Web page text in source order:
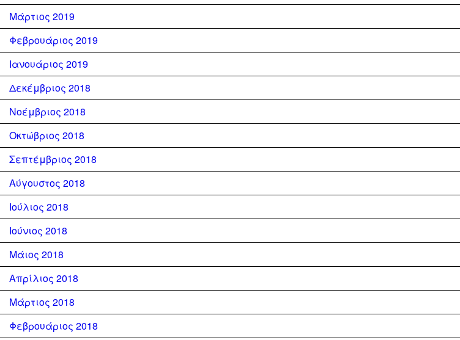
Μάρτιος 2019
Φεβρουάριος 2019
Ιανουάριος 2019
Δεκέμβριος 2018
Νοέμβριος 2018
Οκτώβριος 2018
Σεπτέμβριος 2018
Αύγουστος 2018
Ιούλιος 2018
Ιούνιος 2018
Μάιος 2018
Απρίλιος 2018
Μάρτιος 2018
Φεβρουάριος 2018